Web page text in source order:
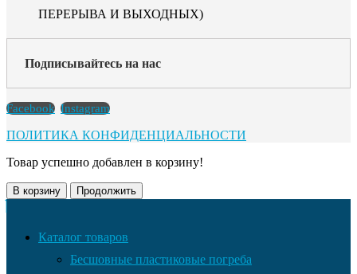
ПЕРЕРЫВА И ВЫХОДНЫХ)
Подписывайтесь на нас
Facebook Instagram
ПОЛИТИКА КОНФИДЕНЦИАЛЬНОСТИ
Товар успешно добавлен в корзину!
В корзину Продолжить
Каталог товаров
Бесшовные пластиковые погреба